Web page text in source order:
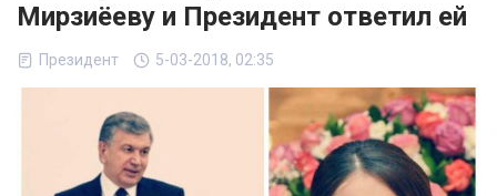
Мирзиёеву и Президент ответил ей
Президент 5-03-2018, 02:35